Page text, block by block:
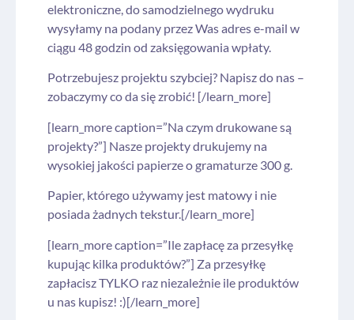
elektroniczne, do samodzielnego wydruku
wysyłamy na podany przez Was adres e-mail w
ciągu 48 godzin od zaksięgowania wpłaty.
Potrzebujesz projektu szybciej? Napisz do nas –
zobaczymy co da się zrobić! [/learn_more]
[learn_more caption=”Na czym drukowane są
projekty?”] Nasze projekty drukujemy na
wysokiej jakości papierze o gramaturze 300 g.
Papier, którego używamy jest matowy i nie
posiada żadnych tekstur.[/learn_more]
[learn_more caption=”Ile zapłacę za przesyłkę
kupując kilka produktów?”] Za przesyłkę
zapłacisz TYLKO raz niezależnie ile produktów
u nas kupisz! :)[/learn_more]